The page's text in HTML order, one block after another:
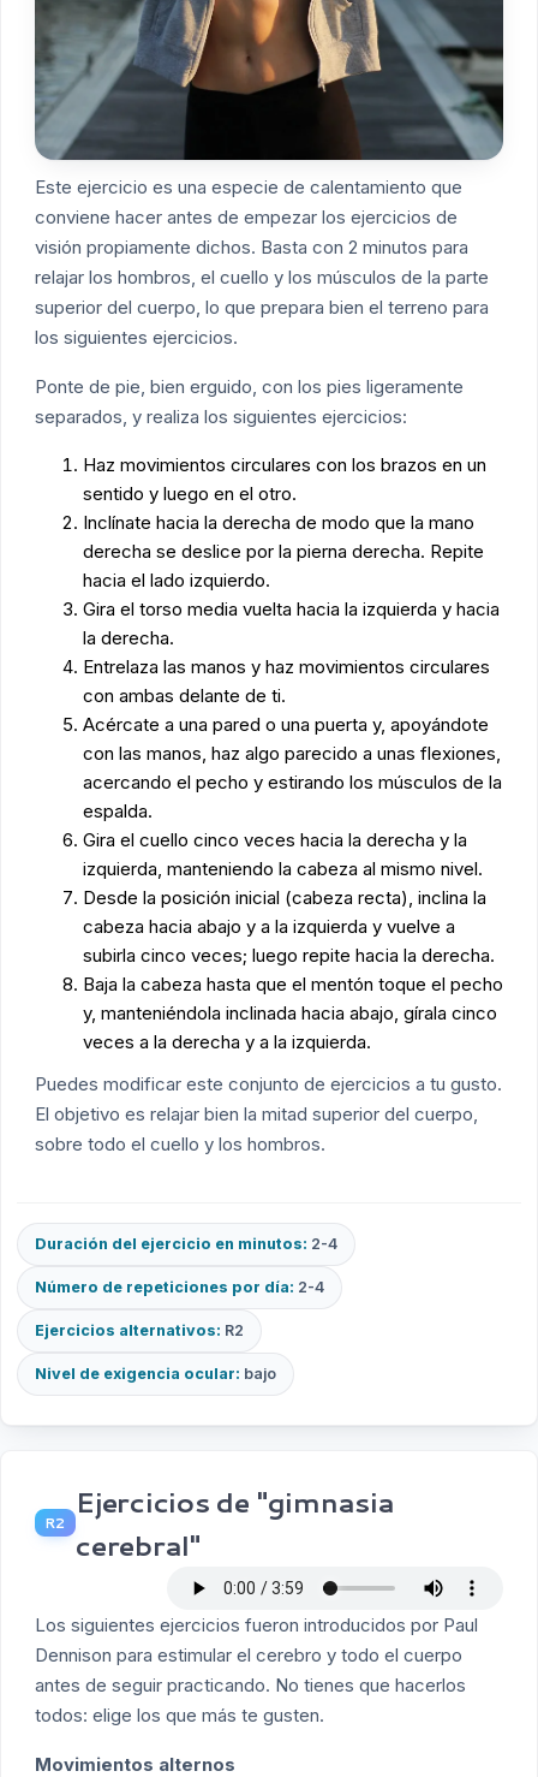
Este ejercicio es una especie de calentamiento que
conviene hacer antes de empezar los ejercicios de
visión propiamente dichos. Basta con 2 minutos para
relajar los hombros, el cuello y los músculos de la parte
superior del cuerpo, lo que prepara bien el terreno para
los siguientes ejercicios.
Ponte de pie, bien erguido, con los pies ligeramente
separados, y realiza los siguientes ejercicios:
Haz movimientos circulares con los brazos en un
sentido y luego en el otro.
Inclínate hacia la derecha de modo que la mano
derecha se deslice por la pierna derecha. Repite
hacia el lado izquierdo.
Gira el torso media vuelta hacia la izquierda y hacia
la derecha.
Entrelaza las manos y haz movimientos circulares
con ambas delante de ti.
Acércate a una pared o una puerta y, apoyándote
con las manos, haz algo parecido a unas flexiones,
acercando el pecho y estirando los músculos de la
espalda.
Gira el cuello cinco veces hacia la derecha y la
izquierda, manteniendo la cabeza al mismo nivel.
Desde la posición inicial (cabeza recta), inclina la
cabeza hacia abajo y a la izquierda y vuelve a
subirla cinco veces; luego repite hacia la derecha.
Baja la cabeza hasta que el mentón toque el pecho
y, manteniéndola inclinada hacia abajo, gírala cinco
veces a la derecha y a la izquierda.
Puedes modificar este conjunto de ejercicios a tu gusto.
El objetivo es relajar bien la mitad superior del cuerpo,
sobre todo el cuello y los hombros.
Duración del ejercicio en minutos: 2-4
Número de repeticiones por día: 2-4
Ejercicios alternativos: R2
Nivel de exigencia ocular: bajo
R2
Ejercicios de "gimnasia
cerebral"
Los siguientes ejercicios fueron introducidos por Paul
Dennison para estimular el cerebro y todo el cuerpo
antes de seguir practicando. No tienes que hacerlos
todos: elige los que más te gusten.
Movimientos alternos